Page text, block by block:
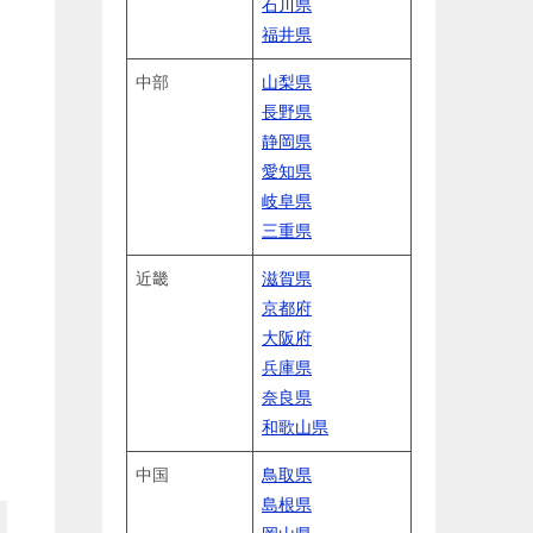
石川県
福井県
中部
山梨県
長野県
静岡県
愛知県
岐阜県
三重県
近畿
滋賀県
京都府
大阪府
兵庫県
奈良県
和歌山県
中国
鳥取県
島根県